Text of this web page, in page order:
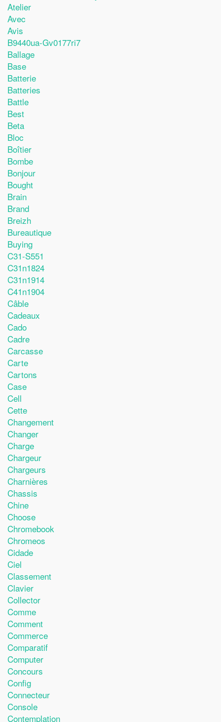
Atelier
Avec
Avis
B9440ua-Gv0177ri7
Ballage
Base
Batterie
Batteries
Battle
Best
Beta
Bloc
Boîtier
Bombe
Bonjour
Bought
Brain
Brand
Breizh
Bureautique
Buying
C31-S551
C31n1824
C31n1914
C41n1904
Câble
Cadeaux
Cado
Cadre
Carcasse
Carte
Cartons
Case
Cell
Cette
Changement
Changer
Charge
Chargeur
Chargeurs
Charnières
Chassis
Chine
Choose
Chromebook
Chromeos
Cidade
Ciel
Classement
Clavier
Collector
Comme
Comment
Commerce
Comparatif
Computer
Concours
Config
Connecteur
Console
Contemplation